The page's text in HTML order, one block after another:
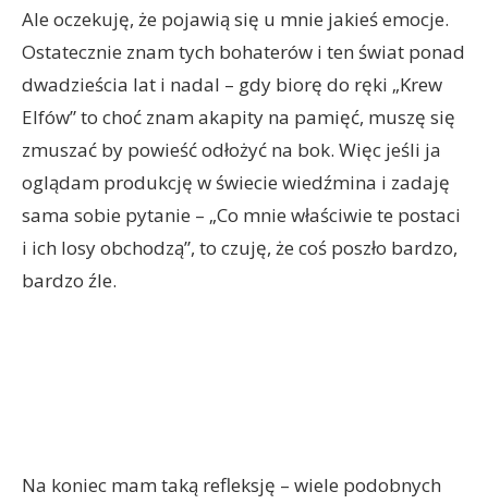
Ale oczekuję, że pojawią się u mnie jakieś emocje.
Ostatecznie znam tych bohaterów i ten świat ponad
dwadzieścia lat i nadal – gdy biorę do ręki „Krew
Elfów” to choć znam akapity na pamięć, muszę się
zmuszać by powieść odłożyć na bok. Więc jeśli ja
oglądam produkcję w świecie wiedźmina i zadaję
sama sobie pytanie – „Co mnie właściwie te postaci
i ich losy obchodzą”, to czuję, że coś poszło bardzo,
bardzo źle.
Na koniec mam taką refleksję – wiele podobnych